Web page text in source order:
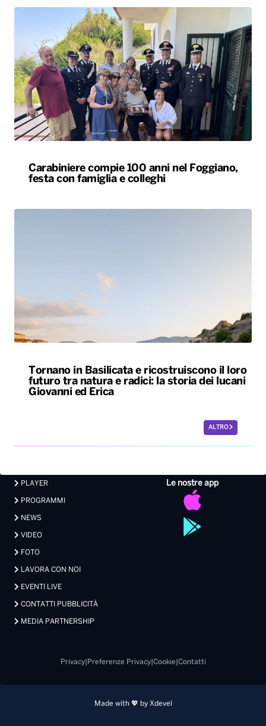
Carabiniere compie 100 anni nel Foggiano,
festa con famiglia e colleghi
Tornano in Basilicata e ricostruiscono il loro
futuro tra natura e radici: la storia dei lucani
Giovanni ed Erica
ALTRO
Le nostre app
PLAYER
PROGRAMMI
NEWS
VIDEO
FOTO
LAVORA CON NOI
EVENTI LIVE
CONTATTI PUBBLICITÀ
MEDIA PARTNERSHIP
Privacy| Preferenze Privacy| Cookie Contatti
Made with 💖 by Xdevel